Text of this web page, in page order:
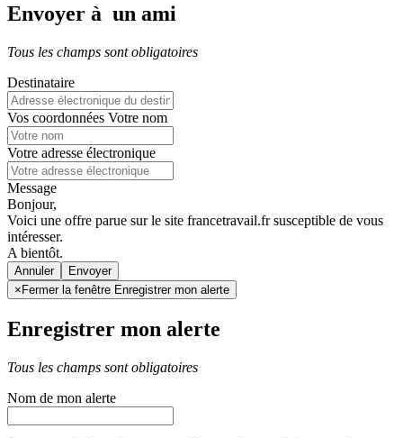
Envoyer à un ami
Tous les champs sont obligatoires
Destinataire
Vos coordonnées Votre nom
Votre adresse électronique
Message
Bonjour,
Voici une offre parue sur le site francetravail.fr susceptible de vous
intéresser.
A bientôt.
Annuler
× Fermer la fenêtre Enregistrer mon alerte
Enregistrer mon alerte
Tous les champs sont obligatoires
Nom de mon alerte